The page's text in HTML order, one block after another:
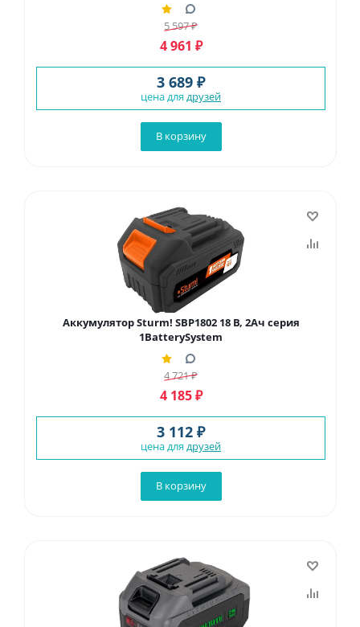
5 597₽
4 961 ₽
3 689 ₽
цена для друзей
В корзину
Аккумулятор Sturm! SBP1802 18 В, 2Ач серия
1BatterySystem
4 721₽
4 185₽
3 112 ₽
цена для друзей
В корзину